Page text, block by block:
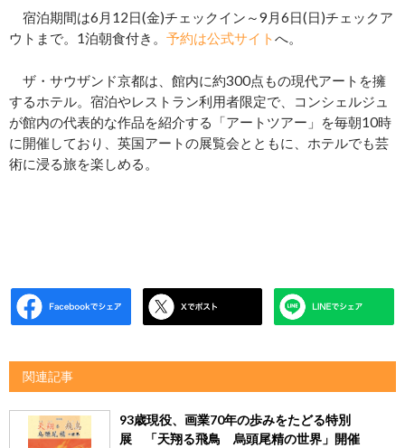
宿泊期間は6月12日(金)チェックイン～9月6日(日)チェックア
ウトまで。1泊朝食付き。 予約は公式サイトへ。
ザ・サウザンド京都は、館内に約300点もの現代アートを擁
するホテル。宿泊やレストラン利用者限定で、コンシェルジュ
が館内の代表的な作品を紹介する「アートツアー」を毎朝10時
に開催しており、英国アートの展覧会とともに、ホテルでも芸
術に浸る旅を楽しめる。
関連記事
93歳現役、画業70年の歩みをたどる特別
展 「天翔る飛鳥 烏頭尾精の世界」開催